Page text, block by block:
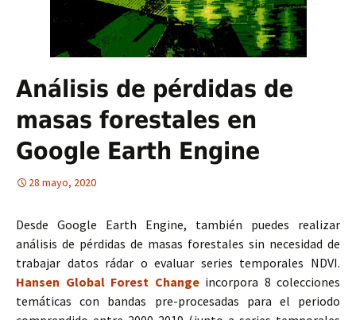
Análisis de pérdidas de
masas forestales en
Google Earth Engine
28 mayo, 2020
Desde Google Earth Engine, también puedes realizar
análisis de pérdidas de masas forestales sin necesidad de
trabajar datos rádar o evaluar series temporales NDVI.
Hansen Global Forest Change incorpora 8 colecciones
temáticas con bandas pre-procesadas para el periodo